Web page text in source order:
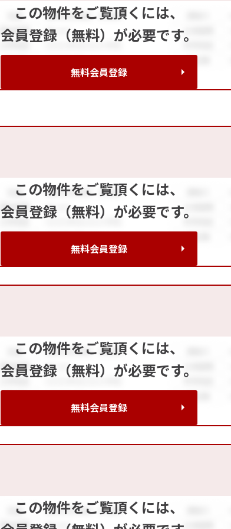
この物件をご覧頂くには、
会員登録（無料）が必要です。
無料会員登録
この物件をご覧頂くには、
会員登録（無料）が必要です。
無料会員登録
この物件をご覧頂くには、
会員登録（無料）が必要です。
無料会員登録
この物件をご覧頂くには、